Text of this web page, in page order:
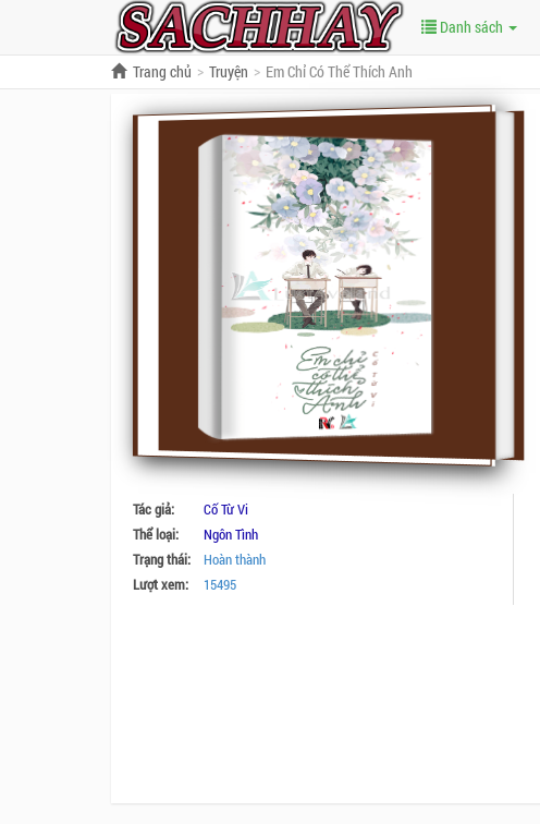
Danh sách
Trang chủ Truyện Em Chỉ Có Thể Thích Anh
Tác giả:
Cố Từ Vi
Thể loại:
Ngôn Tình
Trạng thái:
Hoàn thành
Lượt xem:
15495